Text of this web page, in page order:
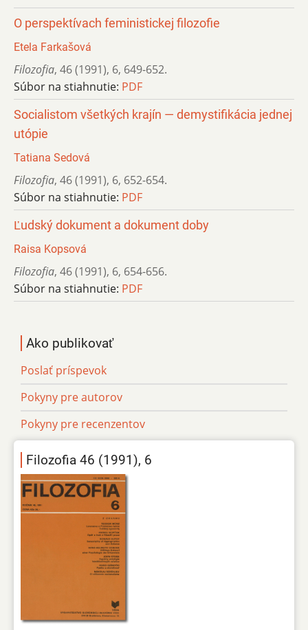
O perspektívach feministickej filozofie
Etela Farkašová
Filozofia, 46 (1991), 6, 649-652.
Súbor na stiahnutie: PDF
Socialistom všetkých krajín — demystifikácia jednej
utópie
Tatiana Sedová
Filozofia, 46 (1991), 6, 652-654.
Súbor na stiahnutie: PDF
Ľudský dokument a dokument doby
Raisa Kopsová
Filozofia, 46 (1991), 6, 654-656.
Súbor na stiahnutie: PDF
Ako publikovať
Poslať príspevok
Pokyny pre autorov
Pokyny pre recenzentov
Filozofia 46 (1991), 6